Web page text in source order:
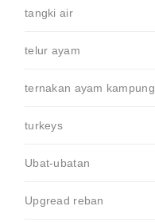
tangki air
telur ayam
ternakan ayam kampung
turkeys
Ubat-ubatan
Upgread reban